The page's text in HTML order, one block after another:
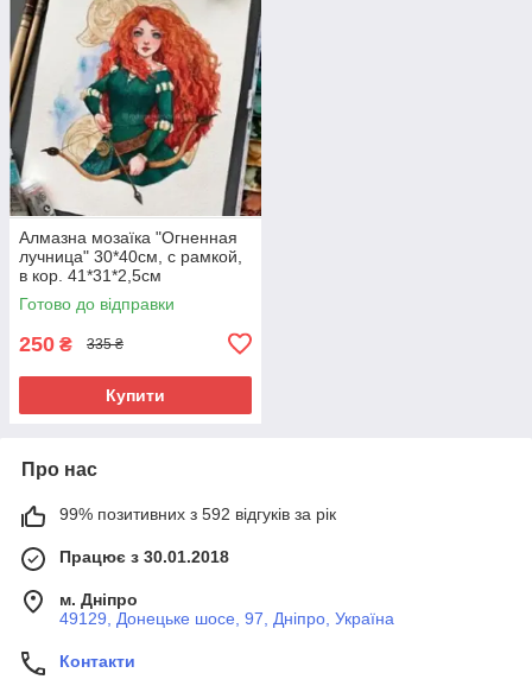
Алмазна мозаїка "Огненная
лучница" 30*40см, с рамкой,
в кор. 41*31*2,5см
Готово до відправки
250 ₴ 335 ₴
Купити
Про нас
99% позитивних з 592 відгуків за рік
Працює з 30.01.2018
м. Дніпро
49129, Донецьке шосе, 97, Дніпро, Україна
Контакти